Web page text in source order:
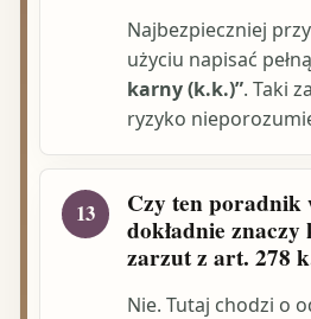
Najbezpieczniej
użyciu napisać
karny (k.k.)”. Taki
ryzyko
13
Czy ten poradnik
dokładnie
zarzut z art. 278
Nie. Tutaj chodzi o